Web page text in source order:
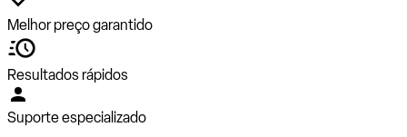
Melhor preço garantido
Resultados rápidos
Suporte especializado